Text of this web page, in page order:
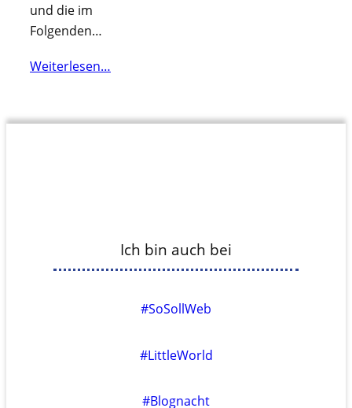
und die im
Folgenden…
Weiterlesen…
Ich bin auch bei
#SoSollWeb
#LittleWorld
#Blognacht